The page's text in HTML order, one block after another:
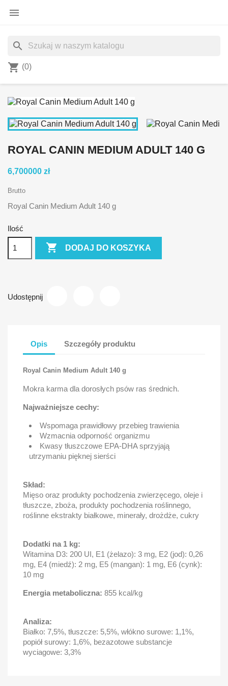

search
shopping_cart (0)
ROYAL CANIN MEDIUM ADULT 140 G
6,700000 zł
Brutto
Royal Canin Medium Adult 140 g
Ilość
 DODAJ DO KOSZYKA
Udostępnij
Opis Szczegóły produktu
Royal Canin Medium Adult 140 g
Mokra karma dla dorosłych psów ras średnich.
Najważniejsze cechy:
Wspomaga prawidłowy przebieg trawienia
Wzmacnia odporność organizmu
Kwasy tłuszczowe EPA-DHA sprzyjają
utrzymaniu pięknej sierści
Skład:
Mięso oraz produkty pochodzenia zwierzęcego, oleje i
tłuszcze, zboża, produkty pochodzenia roślinnego,
roślinne ekstrakty białkowe, minerały, drożdże, cukry
Dodatki na 1 kg:
Witamina D3: 200 UI, E1 (żelazo): 3 mg, E2 (jod): 0,26
mg, E4 (miedź): 2 mg, E5 (mangan): 1 mg, E6 (cynk):
10 mg
Energia metaboliczna: 855 kcal/kg
Analiza:
Białko: 7,5%, tłuszcze: 5,5%, włókno surowe: 1,1%,
popiół surowy: 1,6%, bezazotowe substancje
wyciagowe: 3,3%